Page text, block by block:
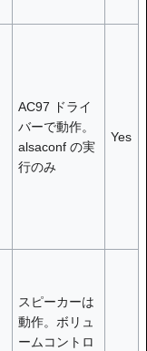
AC97 ドライ
バーで動作。
alsaconf の実
行のみ
Yes
スピーカーは
動作。ボリュ
ームコントロ